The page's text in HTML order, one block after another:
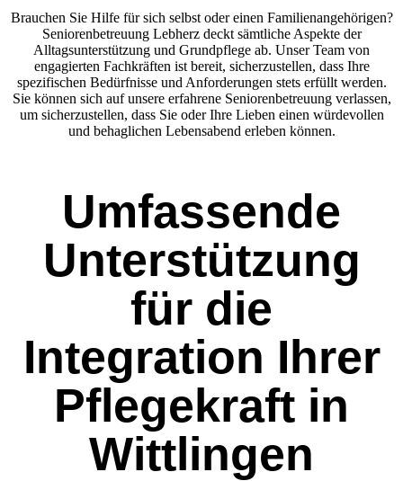
Brauchen Sie Hilfe für sich selbst oder einen Familienangehörigen?
Seniorenbetreuung Lebherz deckt sämtliche Aspekte der
Alltagsunterstützung und Grundpflege ab. Unser Team von
engagierten Fachkräften ist bereit, sicherzustellen, dass Ihre
spezifischen Bedürfnisse und Anforderungen stets erfüllt werden.
Sie können sich auf unsere erfahrene Seniorenbetreuung verlassen,
um sicherzustellen, dass Sie oder Ihre Lieben einen würdevollen
und behaglichen Lebensabend erleben können.
Umfassende
Unterstützung
für die
Integration Ihrer
Pflegekraft in
Wittlingen